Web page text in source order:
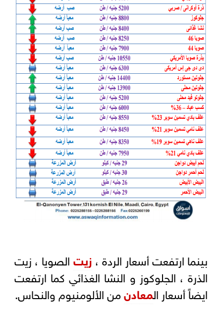
بينما ارتفعت أسعار الردة ،زيتالصويا ، زيت
الذرة ، الجلوكوز و النشا الغذائي كما ارتفعت
ايضاً أسعار المعادنمن الألومنيوم والنحاس.